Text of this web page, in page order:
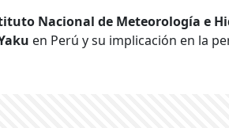
Nacional de Meteorología e
en Perú y su implicación en la